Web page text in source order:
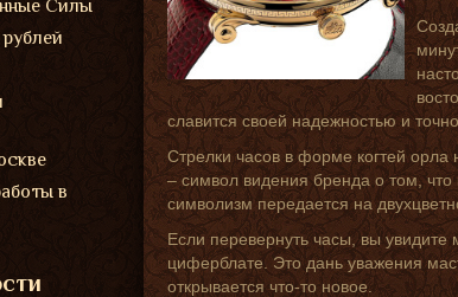
славится своей надежностью и
Стрелки часов в форме когтей
– символ видения бренда о том, что
символизм передается на
Если перевернуть часы, вы
циферблате. Это дань уважения
открывается что-то новое.
Силы
в